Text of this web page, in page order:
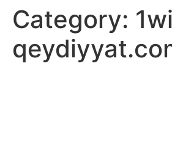
Category: